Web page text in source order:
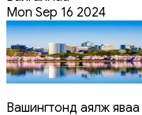
Mon Sep 16 2024
Вашингтонд аялж